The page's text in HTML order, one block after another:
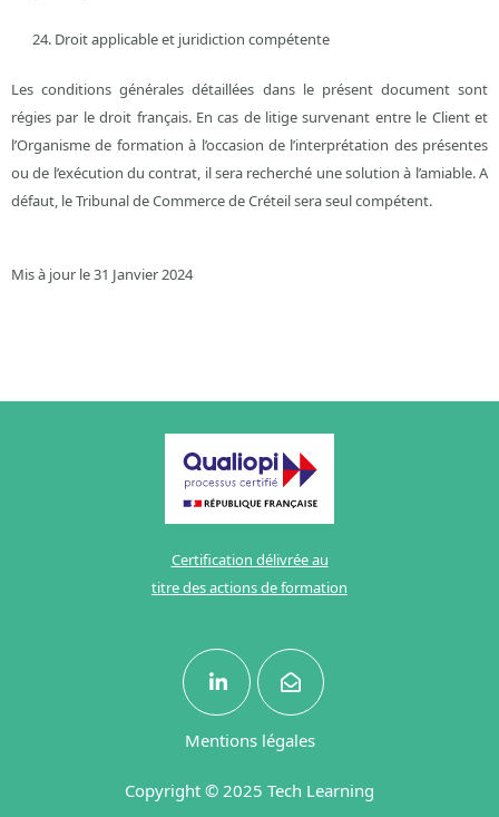
Droit applicable et juridiction compétente
Les conditions générales détaillées dans le présent document sont
régies par le droit français. En cas de litige survenant entre le Client et
l’Organisme de formation à l’occasion de l’interprétation des présentes
ou de l’exécution du contrat, il sera recherché une solution à l’amiable. A
défaut, le Tribunal de Commerce de Créteil sera seul compétent.
Mis à jour le 31 Janvier 2024
Certification délivrée au
titre des actions de formation
Mentions légales
Copyright © 2025 Tech Learning